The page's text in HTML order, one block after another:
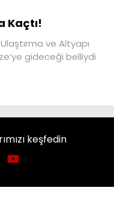
Kaçtı!
ve Altyapı
gideceği belliydi
keşfedin